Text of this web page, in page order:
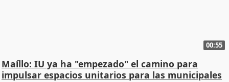
00:55
Maíllo: IU ya ha "empezado" el camino para
impulsar espacios unitarios para las municipales